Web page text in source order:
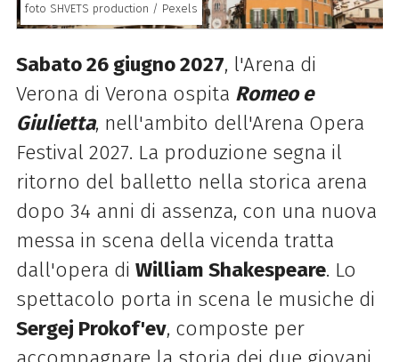
foto SHVETS production / Pexels
Sabato 26 giugno 2027, l'Arena di
Verona di Verona ospita Romeo e
Giulietta, nell'ambito dell'Arena Opera
Festival 2027. La produzione segna il
ritorno del balletto nella storica arena
dopo 34 anni di assenza, con una nuova
messa in scena della vicenda tratta
dall'opera di William Shakespeare. Lo
spettacolo porta in scena le musiche di
Sergej Prokof'ev, composte per